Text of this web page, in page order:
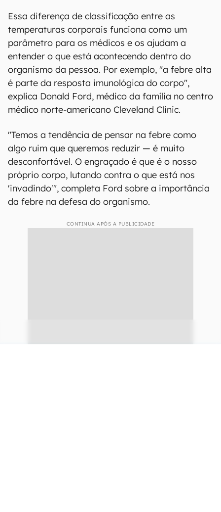
Essa diferença de classificação entre as
temperaturas corporais funciona como um
parâmetro para os médicos e os ajudam a
entender o que está acontecendo dentro do
organismo da pessoa. Por exemplo, "a febre alta
é parte da resposta imunológica do corpo",
explica Donald Ford, médico da família no centro
médico norte-americano Cleveland Clinic.
"Temos a tendência de pensar na febre como
algo ruim que queremos reduzir — é muito
desconfortável. O engraçado é que é o nosso
próprio corpo, lutando contra o que está nos
'invadindo'", completa Ford sobre a importância
da febre na defesa do organismo.
CONTINUA APÓS A PUBLICIDADE